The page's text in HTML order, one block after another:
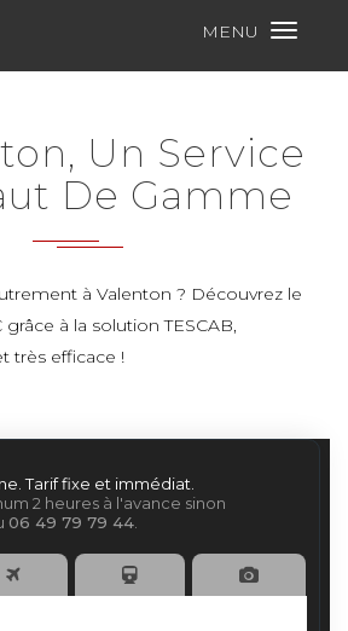
MENU
Un Service
De Gamme
à Valenton ? Découvrez le
à la solution TESCAB,
très efficace !
Tarif fixe et immédiat.
2 heures à l'avance sinon
06 49 79 79 44